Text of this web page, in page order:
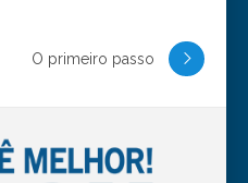
O primeiro passo